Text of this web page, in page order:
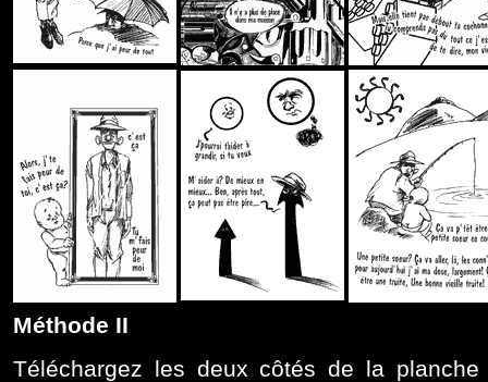
Méthode II
Téléchargez les deux côtés de la planche